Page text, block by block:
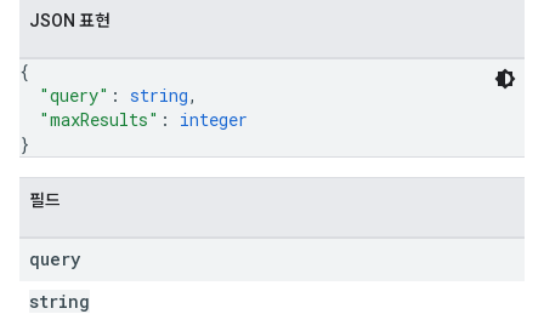
JSON 표현
{
"query" : string,
"maxResults" : integer
}
필드
query
string